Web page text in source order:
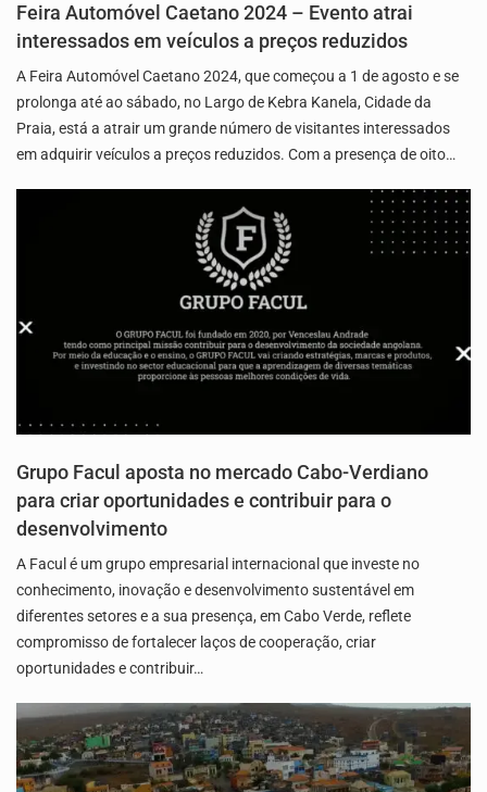
Feira Automóvel Caetano 2024 – Evento atrai
interessados em veículos a preços reduzidos
A Feira Automóvel Caetano 2024, que começou a 1 de agosto e se
prolonga até ao sábado, no Largo de Kebra Kanela, Cidade da
Praia, está a atrair um grande número de visitantes interessados
em adquirir veículos a preços reduzidos. Com a presença de oito…
Grupo Facul aposta no mercado Cabo-Verdiano
para criar oportunidades e contribuir para o
desenvolvimento
A Facul é um grupo empresarial internacional que investe no
conhecimento, inovação e desenvolvimento sustentável em
diferentes setores e a sua presença, em Cabo Verde, reflete
compromisso de fortalecer laços de cooperação, criar
oportunidades e contribuir…